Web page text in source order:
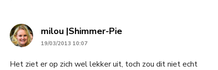
milou |Shimmer-Piesays:
19/03/2013 10:07
Het ziet er op zich wel lekker uit, toch zou dit niet echt